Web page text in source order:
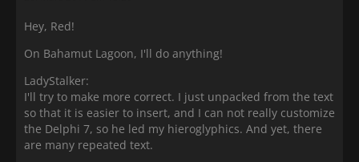
Hey, Red!
On Bahamut Lagoon, I'll do anything!
LadyStalker:
I'll try to make more correct. I just unpacked from the text
so that it is easier to insert, and I can not really customize
the Delphi 7, so he led my hieroglyphics. And yet, there
are many repeated text.